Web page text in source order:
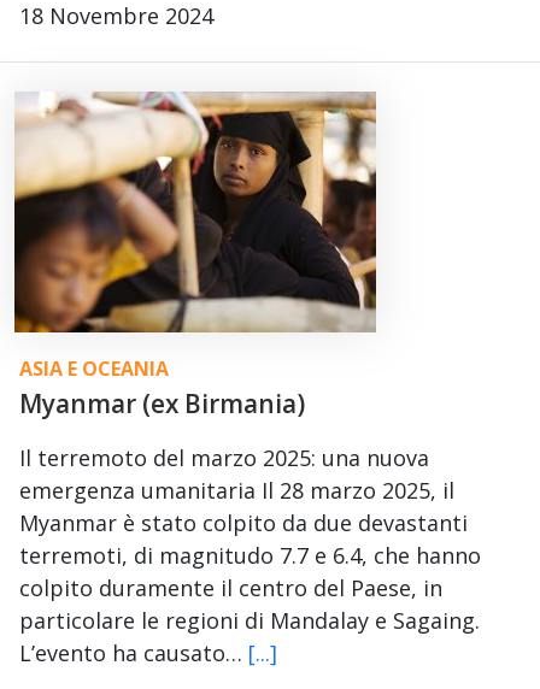
18 Novembre 2024
ASIA E OCEANIA
Myanmar (ex Birmania)
Il terremoto del marzo 2025: una nuova
emergenza umanitaria Il 28 marzo 2025, il
Myanmar è stato colpito da due devastanti
terremoti, di magnitudo 7.7 e 6.4, che hanno
colpito duramente il centro del Paese, in
particolare le regioni di Mandalay e Sagaing.
L’evento ha causato… [...]